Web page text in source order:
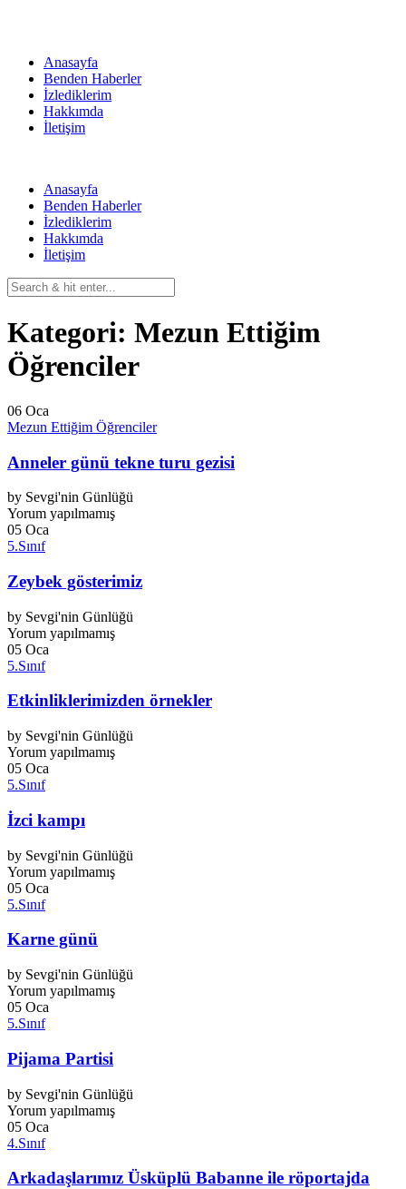
Anasayfa
Benden Haberler
İzlediklerim
Hakkımda
İletişim
Anasayfa
Benden Haberler
İzlediklerim
Hakkımda
İletişim
Kategori: Mezun Ettiğim
Öğrenciler
06 Oca
Mezun Ettiğim Öğrenciler
Anneler günü tekne turu gezisi
by Sevgi'nin Günlüğü
Yorum yapılmamış
05 Oca
5.Sınıf
Zeybek gösterimiz
by Sevgi'nin Günlüğü
Yorum yapılmamış
05 Oca
5.Sınıf
Etkinliklerimizden örnekler
by Sevgi'nin Günlüğü
Yorum yapılmamış
05 Oca
5.Sınıf
İzci kampı
by Sevgi'nin Günlüğü
Yorum yapılmamış
05 Oca
5.Sınıf
Karne günü
by Sevgi'nin Günlüğü
Yorum yapılmamış
05 Oca
5.Sınıf
Pijama Partisi
by Sevgi'nin Günlüğü
Yorum yapılmamış
05 Oca
4.Sınıf
Arkadaşlarımız Üsküplü Babanne ile röportajda